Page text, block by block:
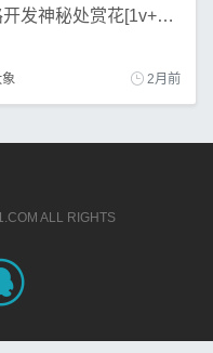
大象传媒眼镜妹〖司雨〗被套路开发神秘处赏花[1v+460m]
2月前
ALL RIGHTS